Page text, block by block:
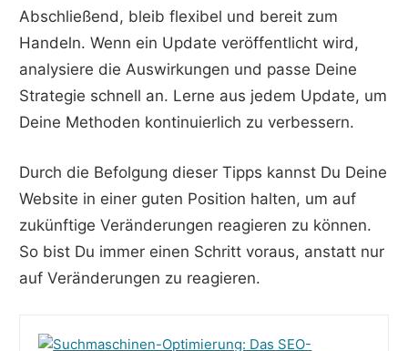
Abschließend, bleib flexibel und bereit zum
Handeln. Wenn ein Update veröffentlicht wird,
analysiere die Auswirkungen und passe Deine
Strategie schnell an. Lerne aus jedem Update, um
Deine Methoden kontinuierlich zu verbessern.
Durch die Befolgung dieser Tipps kannst Du Deine
Website in einer guten Position halten, um auf
zukünftige Veränderungen reagieren zu können.
So bist Du immer einen Schritt voraus, anstatt nur
auf Veränderungen zu reagieren.